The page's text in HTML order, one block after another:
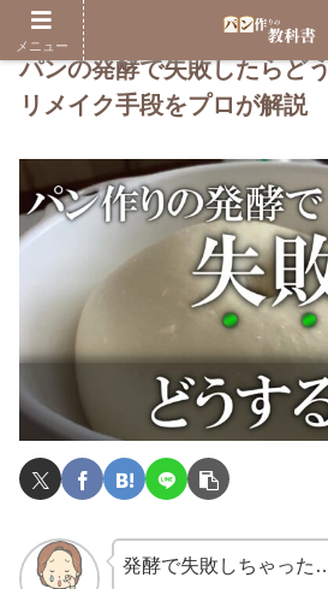
パンの発酵で失敗したらど
リメイク手段をプロが解説
発酵で失敗しちゃった
メニュー